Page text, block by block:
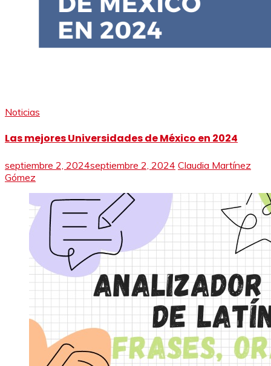
Noticias
Las mejores Universidades de México en 2024
septiembre 2, 2024septiembre 2, 2024 Claudia Martínez
Gómez